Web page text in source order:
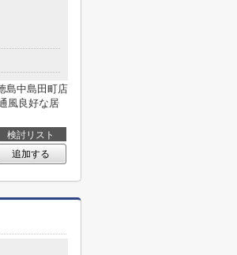
島中島田町店
風良好な居
検討リスト
追加する